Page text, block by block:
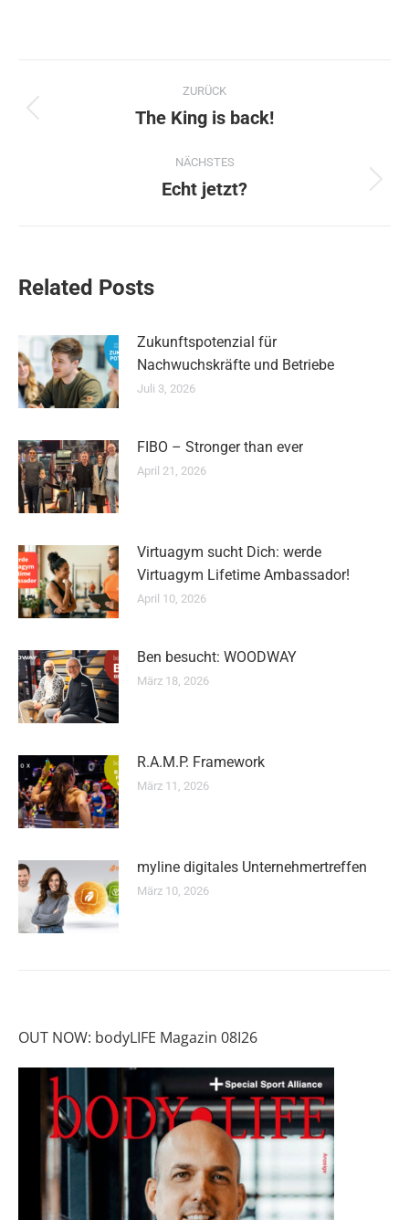
Kommentarnavigation
ZURÜCK
Vorheriger
The King is back!
NÄCHSTES
Nächster
Echt jetzt?
Related Posts
Zukunftspotenzial für
Nachwuchskräfte und Betriebe
Juli 3, 2026
FIBO – Stronger than ever
April 21, 2026
Virtuagym sucht Dich: werde
Virtuagym Lifetime Ambassador!
April 10, 2026
Ben besucht: WOODWAY
März 18, 2026
R.A.M.P. Framework
März 11, 2026
myline digitales Unternehmertreffen
März 10, 2026
OUT NOW: bodyLIFE Magazin 08I26